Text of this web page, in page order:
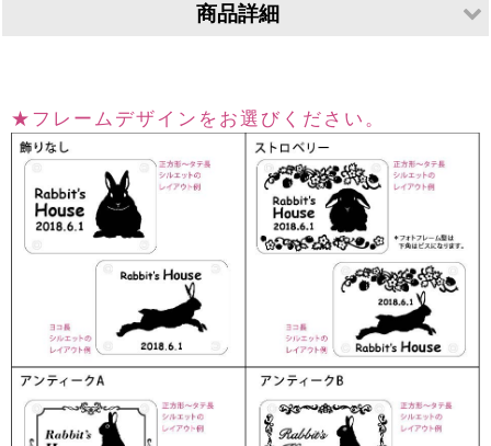
商品詳細
仕上げ
等
UVカットラミネート加工したPETプリント紙を貼り込
み。
★フレームデザインをお選びください。